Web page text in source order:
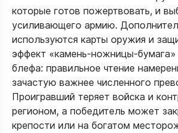
которые готов пожертвовать, и
усиливающего армию.
используются карты оружия и
эффект
блефа: правильное чтение
зачастую важнее численного
Проигравший теряет войска и
регионом, а победитель может
крепости или на богатом